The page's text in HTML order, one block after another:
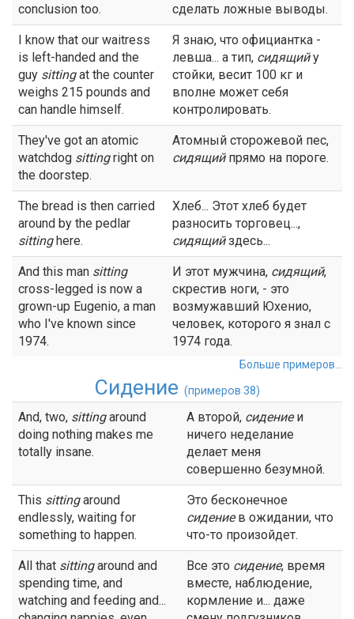
conclusion too.
сделать ложные выводы.
I know that our waitress
is left-handed and the
guy sittingat the counter
weighs 215 pounds and
can handle himself.
Я знаю, что официантка -
левша... а тип, сидящийу
стойки, весит 100 кг и
вполне может себя
контролировать.
They've got an atomic
watchdog sittingright on
the doorstep.
Атомный сторожевой пес,
сидящийпрямо на пороге.
The bread is then carried
around by the pedlar
sittinghere.
Хлеб... Этот хлеб будет
разносить торговец...,
сидящийздесь...
And this man sitting
cross-legged is now a
grown-up Eugenio, a man
who I've known since
1974.
И этот мужчина, сидящий,
скрестив ноги, - это
возмужавший Юхенио,
человек, которого я знал с
1974 года.
Больше примеров...
Сидение (примеров 38)
And, two, sittingaround
doing nothing makes me
totally insane.
А второй, сидениеи
ничего неделание
делает меня
совершенно безумной.
This sittingaround
endlessly, waiting for
something to happen.
Это бесконечное
сидениев ожидании, что
что-то произойдет.
All that sittingaround and
spending time, and
watching and feeding and...
Все это сидение, время
вместе, наблюдение,
кормление и... даже